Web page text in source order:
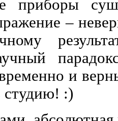
приборы
–
и
студию! :)